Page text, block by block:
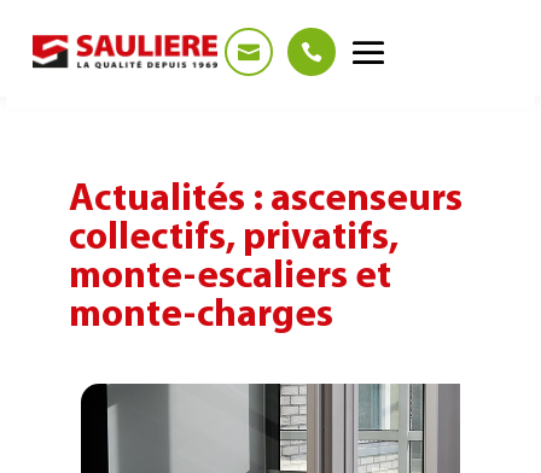
Actualités : ascenseurs
collectifs, privatifs,
monte-escaliers et
monte-charges